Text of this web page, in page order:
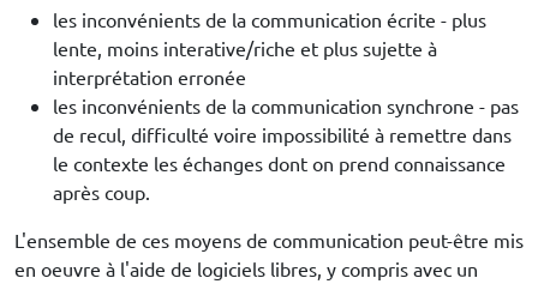
les inconvénients de la communication écrite - plus
lente, moins interative/riche et plus sujette à
interprétation erronée
les inconvénients de la communication synchrone - pas
de recul, difficulté voire impossibilité à remettre dans
le contexte les échanges dont on prend connaissance
après coup.
L'ensemble de ces moyens de communication peut-être mis
en oeuvre à l'aide de logiciels libres, y compris avec un